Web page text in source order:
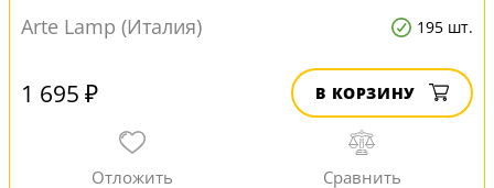
Arte Lamp (Италия) 195 шт.
1 695 ₽ В КОРЗИНУ